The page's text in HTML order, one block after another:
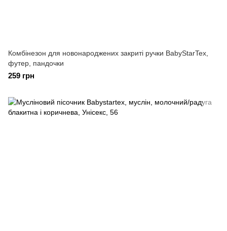
Комбінезон для новонароджених закриті ручки BabyStarTex,
футер, пандочки
259 грн